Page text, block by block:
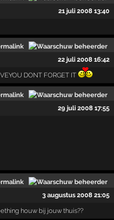
21 juli 2008 13:40
22 juli 2008 16:42
DONT FORGET IT
29 juli 2008 17:55
3 augustus 2008 21:05
houw bij jouw thuis??